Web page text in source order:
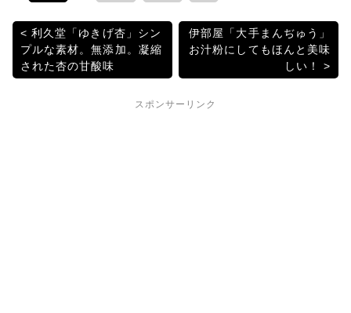
er e
b
o
o
k
n
a et
投
稿
利久堂「ゆきげ杏」シン
プルな素材。無添加。凝縮
された杏の甘酸味
伊部屋「大手まんぢゅう」
お汁粉にしてもほんと美味
しい！
スポンサーリンク